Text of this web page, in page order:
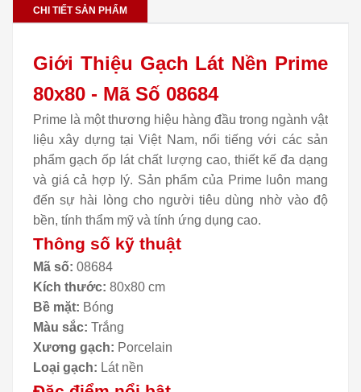
CHI TIẾT SẢN PHẨM
Giới Thiệu Gạch Lát Nền Prime
80x80 - Mã Số 08684
Prime là một thương hiệu hàng đầu trong ngành vật
liệu xây dựng tại Việt Nam, nổi tiếng với các sản
phẩm gạch ốp lát chất lượng cao, thiết kế đa dạng
và giá cả hợp lý. Sản phẩm của Prime luôn mang
đến sự hài lòng cho người tiêu dùng nhờ vào độ
bền, tính thẩm mỹ và tính ứng dụng cao.
Thông số kỹ thuật
Mã số: 08684
Kích thước: 80x80 cm
Bề mặt: Bóng
Màu sắc: Trắng
Xương gạch: Porcelain
Loại gạch: Lát nền